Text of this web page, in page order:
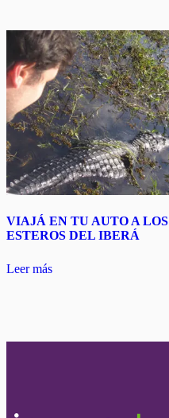
VIAJÁ EN TU AUTO A LOS
ESTEROS DEL IBERÁ
Leer más